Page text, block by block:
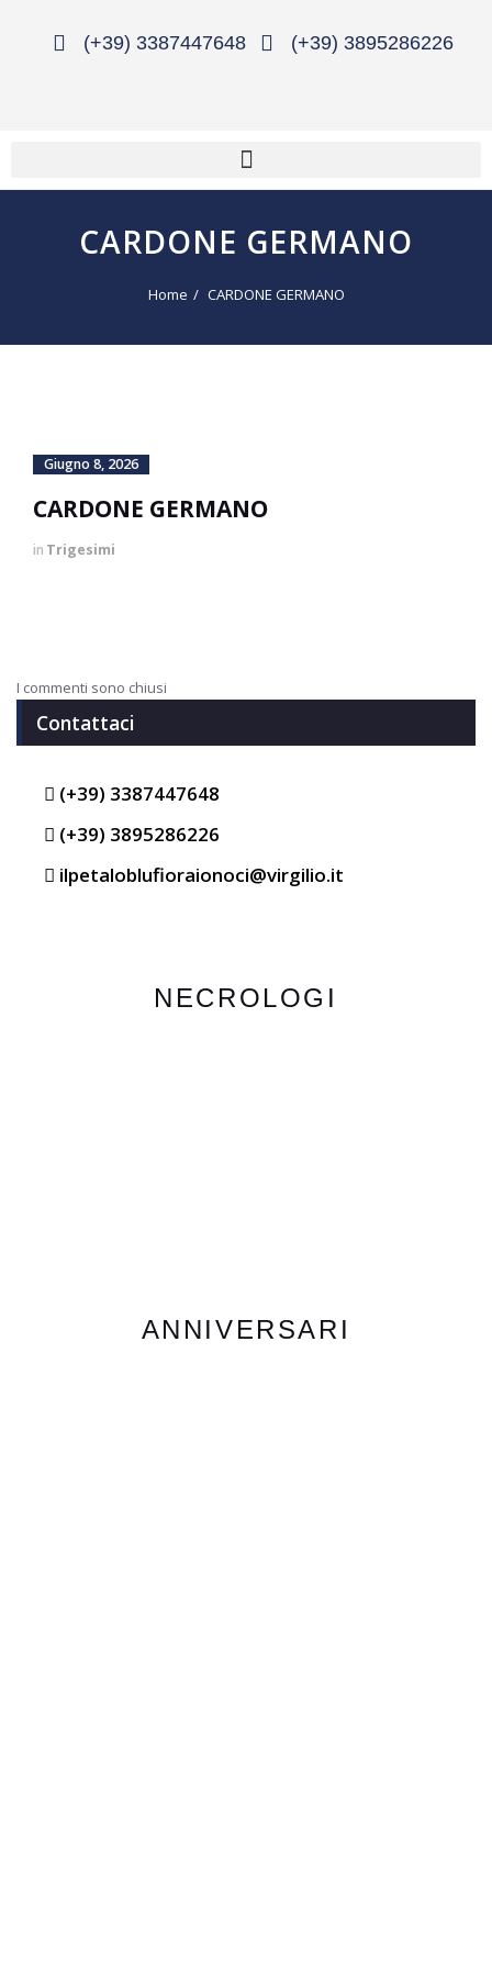
(+39) 3387447648 (+39) 3895286226
CARDONE GERMANO
Home CARDONE GERMANO
Giugno 8, 2026
CARDONE GERMANO
in Trigesimi
I commenti sono chiusi
Contattaci
(+39) 3387447648
(+39) 3895286226
ilpetaloblufioraionoci@virgilio.it
NECROLOGI
ANNIVERSARI